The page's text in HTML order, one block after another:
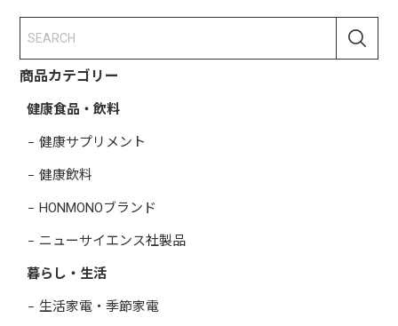
商品カテゴリー
健康食品・飲料
健康サプリメント
健康飲料
HONMONOブランド
ニューサイエンス社製品
暮らし・生活
生活家電・季節家電